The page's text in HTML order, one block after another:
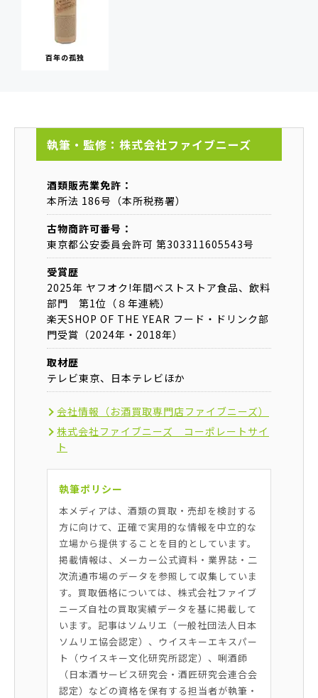
百年の孤独
執筆・監修：株式会社ファイブニーズ
酒類販売業免許：
本所法 186号（本所税務署）
古物商許可番号：
東京都公安委員会許可 第303311605543号
受賞歴
2025年 ヤフオク!年間ベストストア食品、飲料
部門 第1位（８年連続）
楽天SHOP OF THE YEAR フード・ドリンク部
門受賞（2024年・2018年）
取材歴
テレビ東京、日本テレビほか
会社情報（お酒買取専門店ファイブニーズ）
株式会社ファイブニーズ コーポレートサイ
ト
執筆ポリシー
本メディアは、酒類の買取・売却を検討する
方に向けて、正確で実用的な情報を中立的な
立場から提供することを目的としています。
掲載情報は、メーカー公式資料・業界誌・二
次流通市場のデータを参照して収集していま
す。買取価格については、株式会社ファイブ
ニーズ自社の買取実績データを基に掲載して
います。記事はソムリエ（一般社団法人日本
ソムリエ協会認定）、ウイスキーエキスパー
ト（ウイスキー文化研究所認定）、唎酒師
（日本酒サービス研究会・酒匠研究会連合会
認定）などの資格を保有する担当者が執筆・